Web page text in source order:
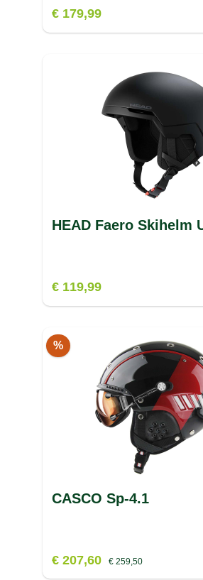
€ 179,99
HEAD Faero Skihelm
€ 119,99
%
CASCO Sp-4.1
€ 207,60 € 259,50